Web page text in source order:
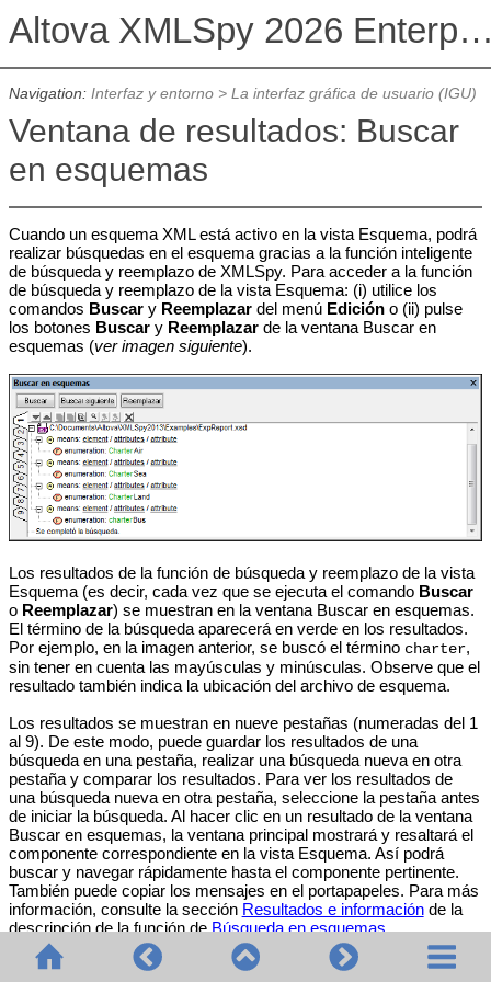
Altova XMLSpy 2026
Navigation: Interfaz y entorno> La interfaz gráfica de usuario (IGU)
Ventana de resultados: Buscar
en esquemas
Cuando un esquema XML está activo en la vista Esquema, podrá
realizar búsquedas en el esquema gracias a la función inteligente
de búsqueda y reemplazo de XMLSpy. Para acceder a la función
de búsqueda y reemplazo de la vista Esquema: (i) utilice los
comandos Buscary Reemplazardel menú Edicióno (ii) pulse
los botones Buscary Reemplazarde la ventana Buscar en
esquemas (ver imagen siguiente).
Los resultados de la función de búsqueda y reemplazo de la vista
Esquema (es decir, cada vez que se ejecuta el comando Buscar
o Reemplazar) se muestran en la ventana Buscar en esquemas.
El término de la búsqueda aparecerá en verde en los resultados.
Por ejemplo, en la imagen anterior, se buscó el término charter,
sin tener en cuenta las mayúsculas y minúsculas. Observe que el
resultado también indica la ubicación del archivo de esquema.
Los resultados se muestran en nueve pestañas (numeradas del 1
al 9). De este modo, puede guardar los resultados de una
búsqueda en una pestaña, realizar una búsqueda nueva en otra
pestaña y comparar los resultados. Para ver los resultados de
una búsqueda nueva en otra pestaña, seleccione la pestaña antes
de iniciar la búsqueda. Al hacer clic en un resultado de la ventana
Buscar en esquemas, la ventana principal mostrará y resaltará el
componente correspondiente en la vista Esquema. Así podrá
buscar y navegar rápidamente hasta el componente pertinente.
También puede copiar los mensajes en el portapapeles. Para más
información, consulte la sección Resultados e informaciónde la
descripción de la función deBúsqueda en esquemas.